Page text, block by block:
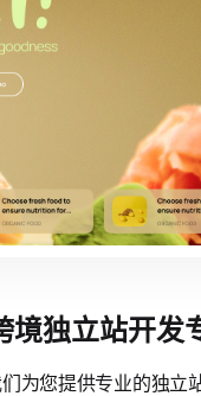
独立站开发
为您提供专业的独